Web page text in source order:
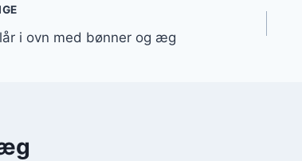
i ovn med bønner og æg